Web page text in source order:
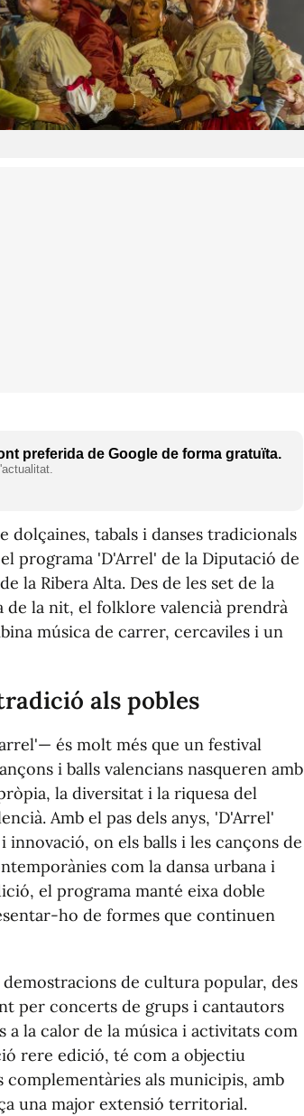
preferida de Google de forma gratuïta.
dolçaines, tabals i danses tradicionals
programa 'D'Arrel' de la Diputació de
la Ribera Alta. Des de les set de la
de la nit, el folklore valencià prendrà
música de carrer, cercaviles i un
als pobles
és molt més que un festival
i balls valencians nasqueren amb
la diversitat i la riquesa del
Amb el pas dels anys, 'D'Arrel'
on els balls i les cançons de
com la dansa urbana i
el programa manté eixa doble
ho de formes que continuen
de cultura popular, des
per concerts de grups i cantautors
a la calor de la música i activitats com
rere edició, té com a objectiu
als municipis, amb
una major extensió territorial.